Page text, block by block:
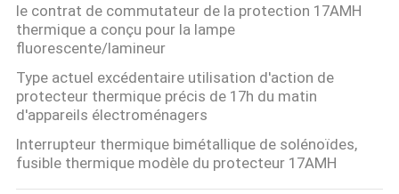
le contrat de commutateur de la protection 17AMH
thermique a conçu pour la lampe
fluorescente/lamineur
Type actuel excédentaire utilisation d'action de
protecteur thermique précis de 17h du matin
d'appareils électroménagers
Interrupteur thermique bimétallique de solénoïdes,
fusible thermique modèle du protecteur 17AMH